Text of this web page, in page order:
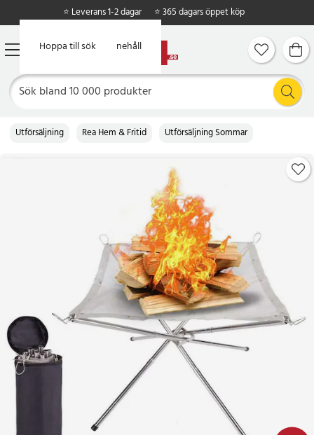
Hoppa till huvudinnehåll
Hoppa till sök
⭐ Leverans 1-2 dagar ⭐ 365 dagars öppet köp
Utförsäljning Rea Hem & Fritid Utförsäljning Sommar